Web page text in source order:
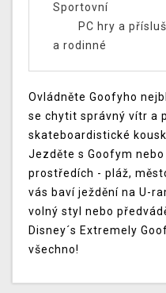
Sportovní
PC hry a
a rodinné
Ovládněte Goofyho
se chytit správný vítr a
skateboardistické
Jezděte s Goofym
prostředích - pláž,
vás baví ježdění na U-
volný styl nebo
Disney´s Extremely
všechno!